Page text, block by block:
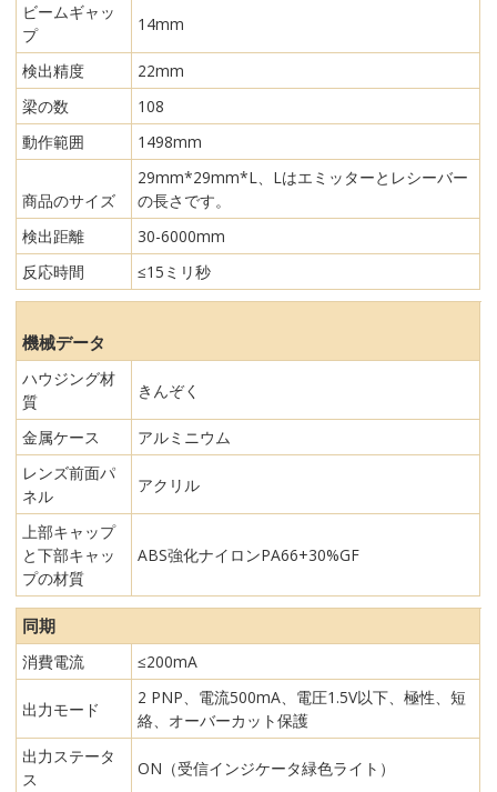
ビームギャッ
プ
14mm
検出精度
22mm
梁の数
108
動作範囲
1498mm
商品のサイズ
29mm*29mm*L、Lはエミッターとレシーバー
の長さです。
検出距離
30-6000mm
反応時間
≤15ミリ秒
機械データ
ハウジング材
質
きんぞく
金属ケース
アルミニウム
レンズ前面パ
ネル
アクリル
上部キャップ
と下部キャッ
プの材質
ABS強化ナイロンPA66+30%GF
同期
消費電流 ≤200mA
出力モード
2 PNP、電流500mA、電圧1.5V以下、極性、短
絡、オーバーカット保護
出力ステータ
ス
ON（受信インジケータ緑色ライト）